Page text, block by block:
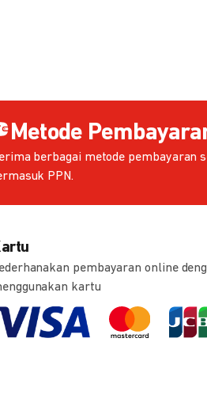
Metode
berbagai metode pembayaran
PPN.
pembayaran online
kartu